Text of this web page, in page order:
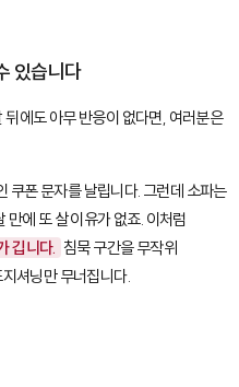
있습니다
에도 아무 반응이 없다면, 여러분은
쿠폰 문자를 날립니다. 그런데 소파는
에 또 살 이유가 없죠. 이처럼
깁니다. 침묵 구간을 무작위
셔닝만 무너집니다.